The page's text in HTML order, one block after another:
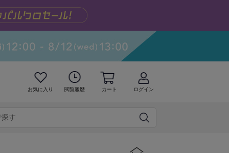
お気に入り 閲覧履歴 カート ログイン